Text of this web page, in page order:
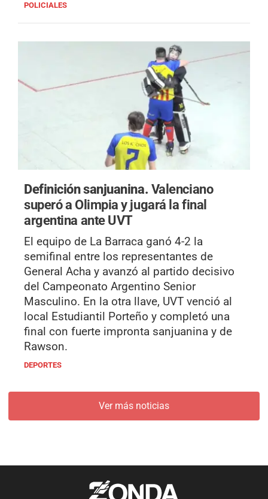
POLICIALES
Definición sanjuanina. Valenciano
superó a Olimpia y jugará la final
argentina ante UVT
El equipo de La Barraca ganó 4-2 la
semifinal entre los representantes de
General Acha y avanzó al partido decisivo
del Campeonato Argentino Senior
Masculino. En la otra llave, UVT venció al
local Estudiantil Porteño y completó una
final con fuerte impronta sanjuanina y de
Rawson.
DEPORTES
Ver más noticias